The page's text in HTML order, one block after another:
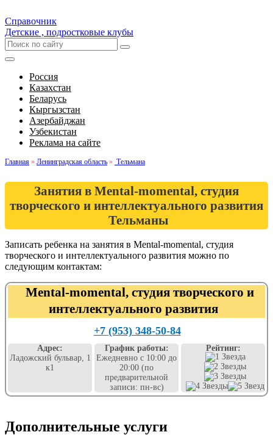
Справочник
Детские , подростковые клубы
Россия
Казахстан
Беларусь
Кыргызстан
Азербайджан
Узбекистан
Реклама на сайте
Главная » Ленинградская область » Тельмана
Занятия в Mental-momental, студия
творческого и интеллектуального развития
Тельманы
Записать ребенка на занятия в Mental-momental, студия
творческого и интеллектуального развития можно по
следующим контактам:
Mental-momental, студия творческого и
интеллектуального развития
+7 (953) 348-50-84
Адрес:
Ладожский бульвар, 1
к1
График работы:
Ежедневно с 10:00 до
20:00 (по
предварительной
записи: пн-вс)
Рейтинг:
Дополнительные услуги